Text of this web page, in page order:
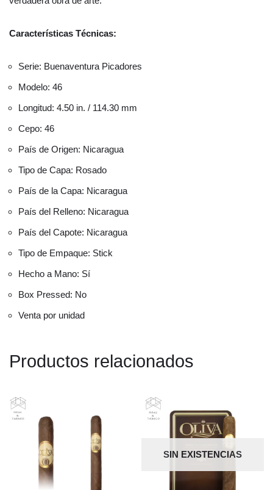
Características Técnicas:
Serie: Buenaventura Picadores
Modelo: 46
Longitud: 4.50 in. / 114.30 mm
Cepo: 46
País de Origen: Nicaragua
Tipo de Capa: Rosado
País de la Capa: Nicaragua
País del Relleno: Nicaragua
País del Capote: Nicaragua
Tipo de Empaque: Stick
Hecho a Mano: Sí
Box Pressed: No
Venta por unidad
Productos relacionados
SIN EXISTENCIAS